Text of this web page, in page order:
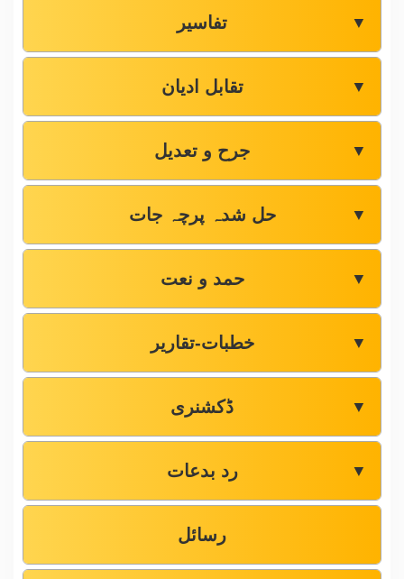
تفاسیر ▼
تقابل ادیان ▼
جرح و تعدیل ▼
حل شدہ پرچہ جات ▼
حمد و نعت ▼
خطبات-تقاریر ▼
ڈکشنری ▼
رد بدعات ▼
رسائل